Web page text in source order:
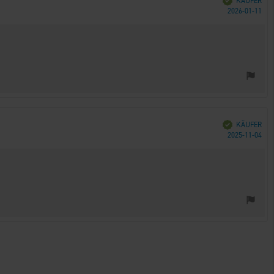
2026-01-11
Verifiziert
KÄUFER
2025-11-04